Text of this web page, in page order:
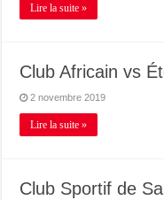
Lire la suite »
Club Africain vs
2 novembre 2019
Lire la suite »
Club Sportif de